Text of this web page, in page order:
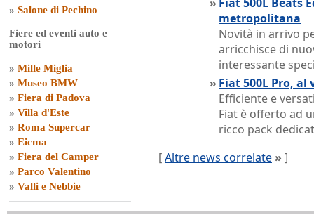
» Salone di Pechino
Fiere ed eventi auto e
motori
» Mille Miglia
» Museo BMW
» Fiera di Padova
» Villa d'Este
» Roma Supercar
» Eicma
» Fiera del Camper
» Parco Valentino
» Valli e Nebbie
metropolitana
Novità in arrivo
arricchisce di
interessante
» Fiat 500L Pro,
Efficiente e
Fiat è offerto ad
ricco pack
[Altre news correlate » ]